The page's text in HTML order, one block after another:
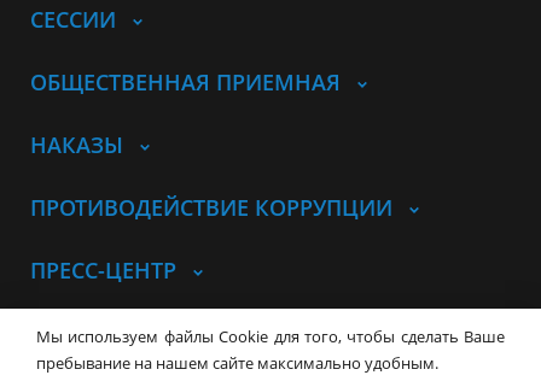
СЕССИИ
ОБЩЕСТВЕННАЯ ПРИЕМНАЯ
НАКАЗЫ
ПРОТИВОДЕЙСТВИЕ КОРРУПЦИИ
ПРЕСС-ЦЕНТР
© Совет депутатов города
НовосибирскаКонтакты Карта сайта
Мы используем файлы Cookie для того, чтобы сделать Ваше
пребывание на нашем сайте максимально удобным.